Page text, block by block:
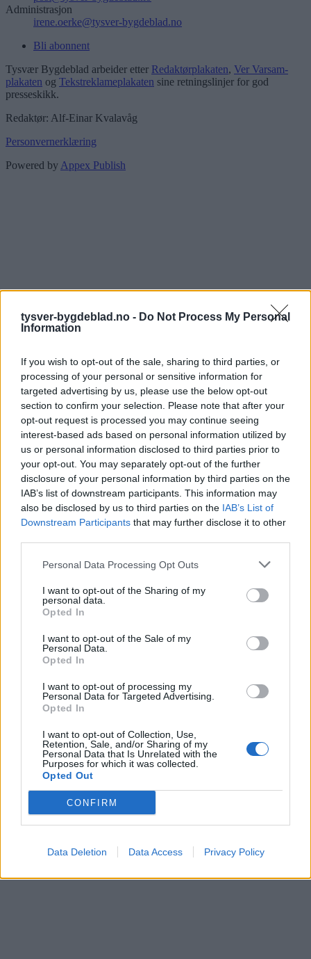
tysver-bygdeblad.no - Do Not Process My Personal
Information
If you wish to opt-out of the sale, sharing to third parties, or
processing of your personal or sensitive information for
targeted advertising by us, please use the below opt-out
section to confirm your selection. Please note that after your
opt-out request is processed you may continue seeing
interest-based ads based on personal information utilized by
us or personal information disclosed to third parties prior to
your opt-out. You may separately opt-out of the further
disclosure of your personal information by third parties on the
IAB’s list of downstream participants. This information may
also be disclosed by us to third parties on the IAB’s List of
Downstream Participants that may further disclose it to other
Personal Data Processing Opt Outs
I want to opt-out of the Sharing of my
personal data.
Opted In
I want to opt-out of the Sale of my
Personal Data.
Opted In
I want to opt-out of processing my
Personal Data for Targeted Advertising.
Opted In
I want to opt-out of Collection, Use,
Retention, Sale, and/or Sharing of my
Personal Data that Is Unrelated with the
Purposes for which it was collected.
Opted Out
CONFIRM
Data Deletion Data Access Privacy Policy
Administrasjon
irene.oerke@tysver-bygdeblad.no
Bli abonnent
Tysvær Bygdeblad arbeider etter Redaktørplakaten, Ver Varsam-
plakaten og Tekstreklameplakaten sine retningslinjer for god
presseskikk.
Redaktør: Alf-Einar Kvalavåg
Personvernerklæring
Powered byAppex Publish